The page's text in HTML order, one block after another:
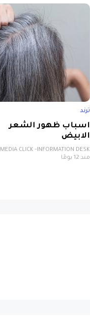
ترند
اسباب ظهور الشعر
الابيض
MEDIA CLICK -INFORMATION DESK
منذ 12 يومًا